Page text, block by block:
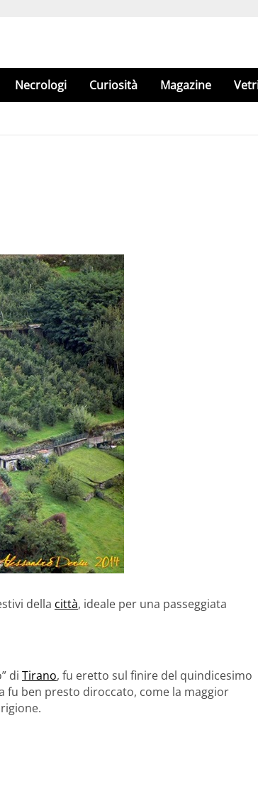
Necrologi Curiosità Magazine
della città, ideale per una passeggiata
di Tirano, fu eretto sul finire del quindicesimo
fu ben presto diroccato, come la maggior